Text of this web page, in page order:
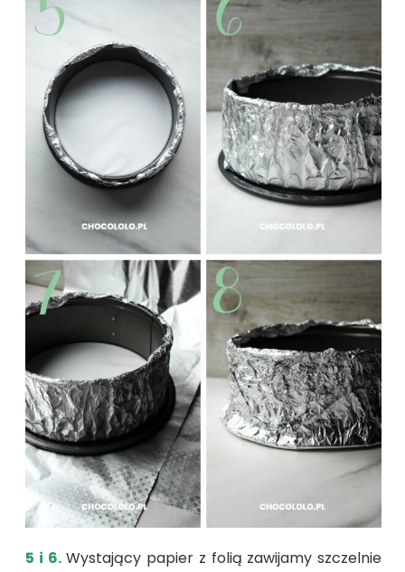
5 i 6.Wystający papier z folią zawijamy szczelnie